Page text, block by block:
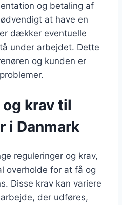
og betaling af
at have en
dækker eventuelle
under arbejdet. Dette
og kunden er
krav til
i Danmark
reguleringer og krav,
overholde for at få og
Disse krav kan variere
der udføres,